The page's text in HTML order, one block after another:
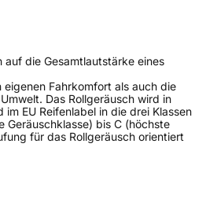
(GPSR)
Road Cao County Heze City
Province China,
auf die Gesamtlautstärke eines
Fahrkomfort als auch die
Das Rollgeräusch wird in
EU Reifenlabel in die drei Klassen
bis C (höchste
für das Rollgeräusch orientiert